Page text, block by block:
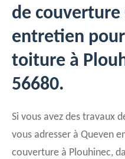
de couverture
entretien
toiture à
56680.
Si vous avez des travaux
vous adresser à Queven
couverture à Plouhinec,